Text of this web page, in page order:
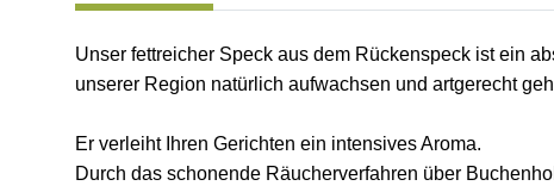
Unser fettreicher Speck aus dem Rückenspeck ist ein
unserer Region natürlich aufwachsen und artgerecht
Er verleiht Ihren Gerichten ein intensives Aroma.
Durch das schonende Räucherverfahren über